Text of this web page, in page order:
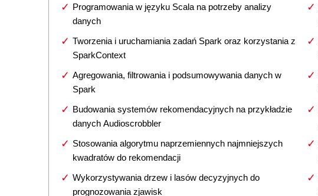
Programowania w języku Scala na potrzeby analizy
danych
Tworzenia i uruchamiania zadań Spark oraz korzystania z
SparkContext
Agregowania, filtrowania i podsumowywania danych w
Spark
Budowania systemów rekomendacyjnych na przykładzie
danych Audioscrobbler
Stosowania algorytmu naprzemiennych najmniejszych
kwadratów do rekomendacji
Wykorzystywania drzew i lasów decyzyjnych do
prognozowania zjawisk